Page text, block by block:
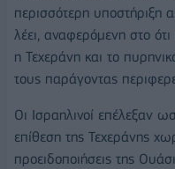
περισσότερη υποστήριξη
λέει, αναφερόμενη στο
η Τεχεράνη και το
τους παράγοντας
Οι Ισραηλινοί επέλεξαν
επίθεση της Τεχεράνης
προειδοποιήσεις της